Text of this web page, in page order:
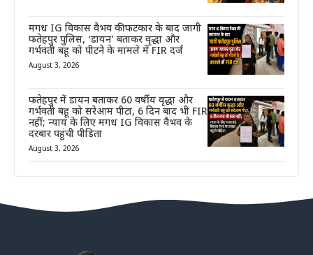
मगध IG विकास वैभव की फटकार के बाद जागी
फतेहपुर पुलिस, ‘डायन’ बताकर वृद्धा और
गर्भवती बहू को पीटने के मामले में FIR दर्ज
August 3, 2026
फतेहपुर में डायन बताकर 60 वर्षीय वृद्धा और
गर्भवती बहू को सरेआम पीटा, 6 दिन बाद भी FIR
नहीं; न्याय के लिए मगध IG विकास वैभव के
दरबार पहुंची पीड़िता
August 3, 2026